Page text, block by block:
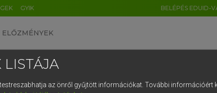
GYIK BELÉPÉS EDUID-
ELŐZMÉNYEK
LISTÁJA
az önről gyűjtött információkat. További információért